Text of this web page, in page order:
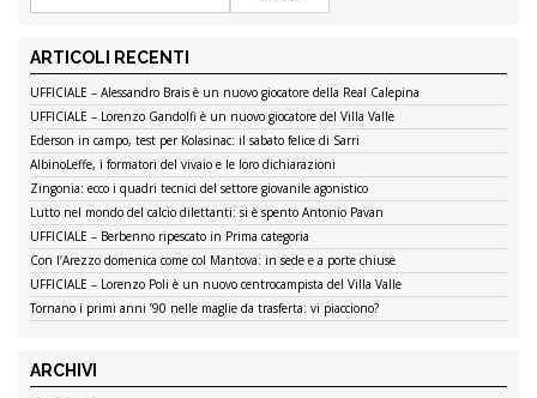
ARTICOLI RECENTI
UFFICIALE – Alessandro Brais è un nuovo giocatore della Real Calepina
UFFICIALE – Lorenzo Gandolfi è un nuovo giocatore del Villa Valle
Ederson in campo, test per Kolasinac: il sabato felice di Sarri
AlbinoLeffe, i formatori del vivaio e le loro dichiarazioni
Zingonia: ecco i quadri tecnici del settore giovanile agonistico
Lutto nel mondo del calcio dilettanti: si è spento Antonio Pavan
UFFICIALE – Berbenno ripescato in Prima categoria
Con l’Arezzo domenica come col Mantova: in sede e a porte chiuse
UFFICIALE – Lorenzo Poli è un nuovo centrocampista del Villa Valle
Tornano i primi anni ’90 nelle maglie da trasferta: vi piacciono?
ARCHIVI